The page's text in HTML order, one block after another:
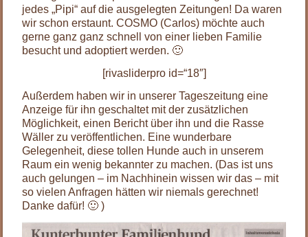
jedes „Pipi“ auf die ausgelegten Zeitungen! Da waren
wir schon erstaunt. COSMO (Carlos) möchte auch
gerne ganz ganz schnell von einer lieben Familie
besucht und adoptiert werden. 🙂
[rivasliderpro id=“18″]
Außerdem haben wir in unserer Tageszeitung eine
Anzeige für ihn geschaltet mit der zusätzlichen
Möglichkeit, einen Bericht über ihn und die Rasse
Wäller zu veröffentlichen. Eine wunderbare
Gelegenheit, diese tollen Hunde auch in unserem
Raum ein wenig bekannter zu machen. (Das ist uns
auch gelungen – im Nachhinein wissen wir das – mit
so vielen Anfragen hätten wir niemals gerechnet!
Danke dafür! 🙂 )